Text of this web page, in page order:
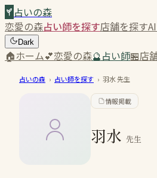
占いの森
恋愛の森占い師を探す店舗を探す
Dark
🏠ホーム💕恋愛の森🔮占い師🏪店
占いの森 › 占い師を探す › 羽水先生
情報掲載
羽水 先生